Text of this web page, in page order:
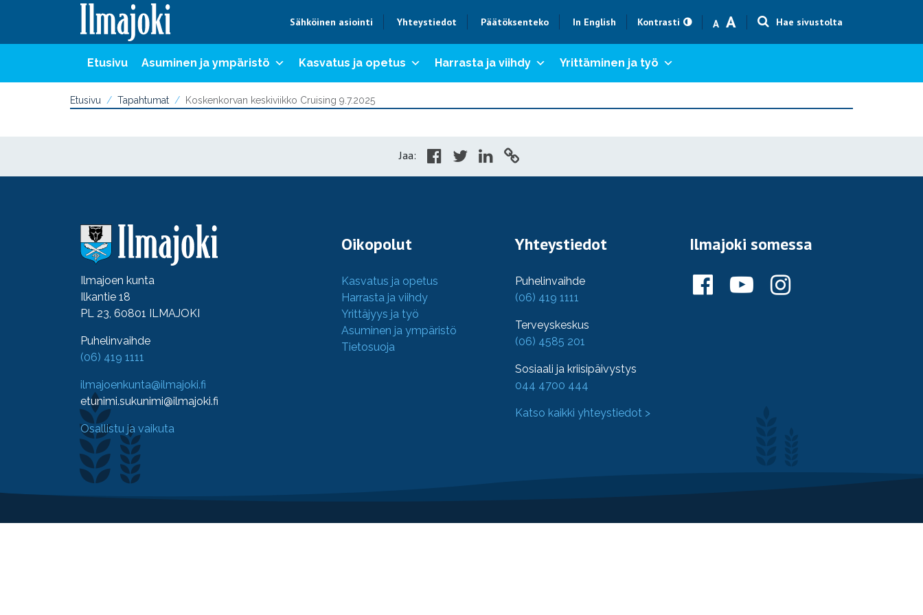
Sähköinen asiointi Yhteystiedot Päätöksenteko In English Kontrasti A
Text size smaller
AText size bigger
Hae sivustolta
Etusivu Asuminen ja ympäristö Kasvatus ja opetus Harrasta ja viihdy Yrittäminen ja työ
Etusivu Tapahtumat Koskenkorvan keskiviikko Cruising 9.7.2025
Jaa:
Ilmajoen kunta
Ilkantie 18
PL 23, 60801 ILMAJOKI
Puhelinvaihde
(06) 419 1111
ilmajoenkunta@ilmajoki.fi
etunimi.sukunimi@ilmajoki.fi
Osallistu ja vaikuta
Oikopolut
Kasvatus ja opetus
Harrasta ja viihdy
Yrittäjyys ja työ
Asuminen ja ympäristö
Tietosuoja
Yhteystiedot
Puhelinvaihde
(06) 419 1111
Terveyskeskus
(06) 4585 201
Sosiaali ja kriisipäivystys
044 4700 444
Katso kaikki yhteystiedot >
Ilmajoki somessa